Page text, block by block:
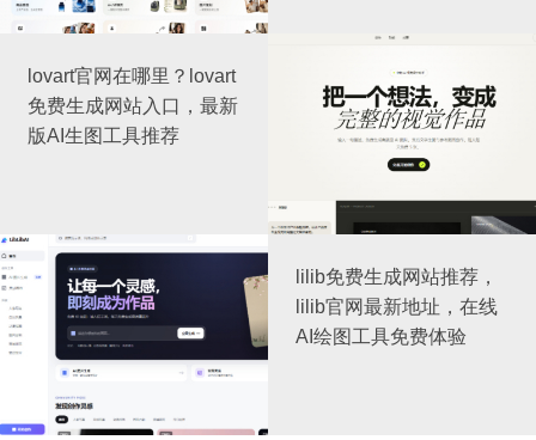
lovart官网在哪里？lovart
免费生成网站入口，最新
版AI生图工具推荐
lilib免费生成网站推荐，
lilib官网最新地址，在线
AI绘图工具免费体验